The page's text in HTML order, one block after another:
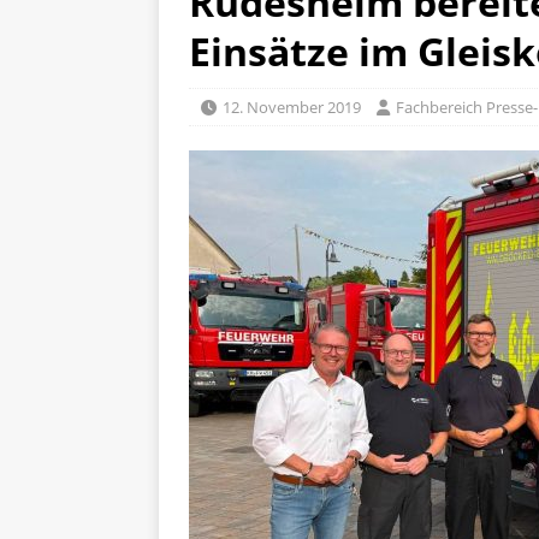
Einsätze im
12. November 2019 Fachbereich